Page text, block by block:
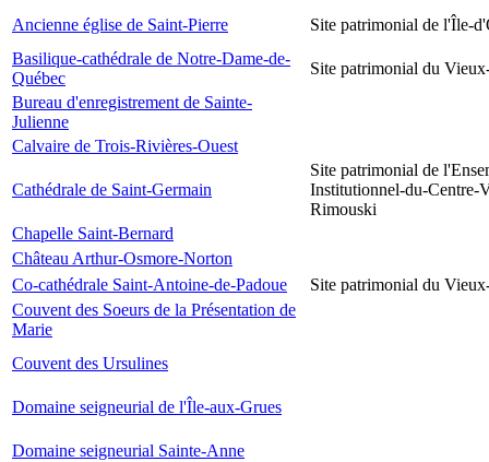
Ancienne église de Saint-Pierre
Site patrimonial de l'Île-
Basilique-cathédrale de Notre-Dame-de-
Québec
Site patrimonial du
Bureau d'enregistrement de Sainte-
Julienne
Calvaire de Trois-Rivières-Ouest
Cathédrale de Saint-Germain
Site patrimonial de
Institutionnel-du-Centre-
Rimouski
Chapelle Saint-Bernard
Château Arthur-Osmore-Norton
Co-cathédrale Saint-Antoine-de-Padoue
Site patrimonial du
Couvent des Soeurs de la Présentation de
Marie
Couvent des Ursulines
Domaine seigneurial de l'Île-aux-Grues
Domaine seigneurial Sainte-Anne